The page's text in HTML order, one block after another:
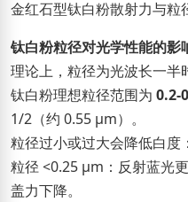
金红石型钛白粉散射力与粒
钛白粉粒径对光学性能的影
理论上，粒径为光波长一半
钛白粉理想粒径范围为 0.2-
1/2（约 0.55 μm）。
粒径过小或过大会降低白度：
粒径 <0.25 μm：反射蓝光
盖力下降。